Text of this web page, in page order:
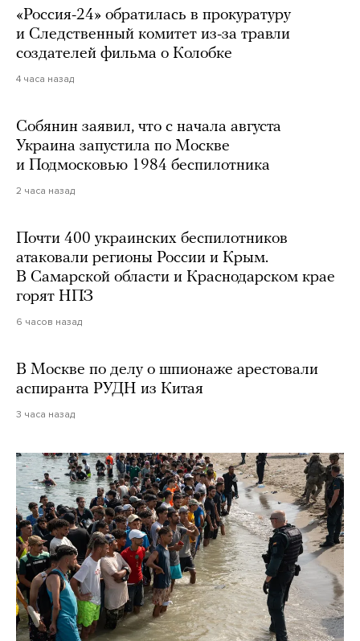
«Россия-24» обратилась в прокуратуру
и Следственный комитет из-за травли
создателей фильма о Колобке
4 часа назад
Собянин заявил, что с начала августа
Украина запустила по Москве
и Подмосковью 1984 беспилотника
2 часа назад
Почти 400 украинских беспилотников
атаковали регионы России и Крым.
В Самарской области и Краснодарском крае
горят НПЗ
6 часов назад
В Москве по делу о шпионаже арестовали
аспиранта РУДН из Китая
3 часа назад